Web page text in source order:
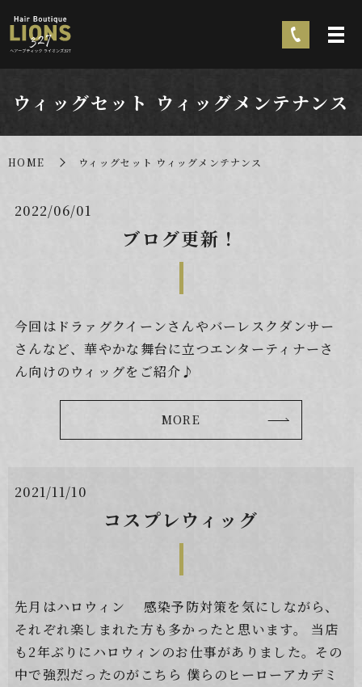
ウィッグセット ウィッグメンテナンス
HOME ウィッグセット ウィッグメンテナンス
2022/06/01
ブログ更新！
今回はドラァグクイーンさんやバーレスクダンサー
さんなど、華やかな舞台に立つエンターティナーさ
ん向けのウィッグをご紹介♪
MORE
2021/11/10
コスプレウィッグ
先月はハロウィン 感染予防対策を気にしながら、
それぞれ楽しまれた方も多かったと思います。 当店
も2年ぶりにハロウィンのお仕事がありました。その
中で強烈だったのがこちら 僕らのヒーローアカデミ